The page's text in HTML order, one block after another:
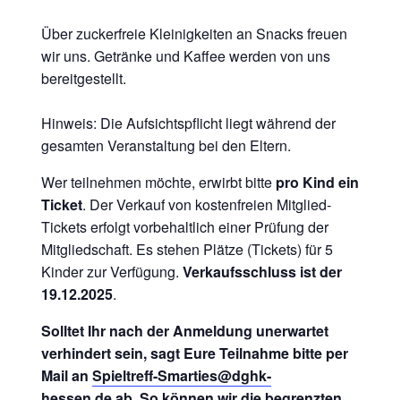
Über zuckerfreie Kleinigkeiten an Snacks freuen
wir uns. Getränke und Kaffee werden von uns
bereitgestellt.
Hinweis: Die Aufsichtspflicht liegt während der
gesamten Veranstaltung bei den Eltern.
Wer teilnehmen möchte, erwirbt bitte pro Kind ein
Ticket. Der Verkauf von kostenfreien Mitglied-
Tickets erfolgt vorbehaltlich einer Prüfung der
Mitgliedschaft. Es stehen Plätze (Tickets) für 5
Kinder zur Verfügung.Verkaufsschluss ist der
19.12.2025.
Solltet Ihr nach der Anmeldung unerwartet
verhindert sein, sagt Eure Teilnahme bitte per
Mail anSpieltreff-Smarties@dghk-